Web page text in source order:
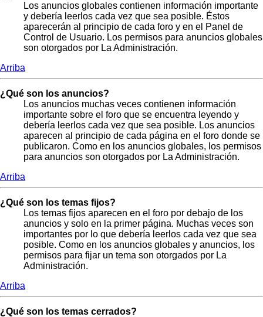
Los anuncios globales contienen información importante
y debería leerlos cada vez que sea posible. Éstos
aparecerán al principio de cada foro y en el Panel de
Control de Usuario. Los permisos para anuncios globales
son otorgados por La Administración.
Arriba
¿Qué son los anuncios?
Los anuncios muchas veces contienen información
importante sobre el foro que se encuentra leyendo y
debería leerlos cada vez que sea posible. Los anuncios
aparecen al principio de cada página en el foro donde se
publicaron. Como en los anuncios globales, los permisos
para anuncios son otorgados por La Administración.
Arriba
¿Qué son los temas fijos?
Los temas fijos aparecen en el foro por debajo de los
anuncios y solo en la primer página. Muchas veces son
importantes por lo que debería leerlos cada vez que sea
posible. Como en los anuncios globales y anuncios, los
permisos para fijar un tema son otorgados por La
Administración.
Arriba
¿Qué son los temas cerrados?